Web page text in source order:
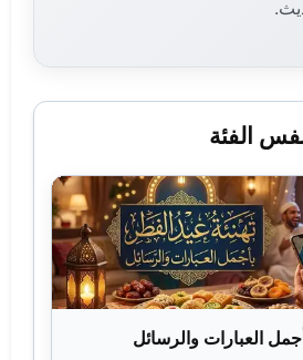
الفئة
العبارات والرسائل